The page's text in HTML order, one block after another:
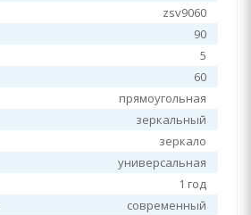
zsv9060
90
5
60
прямоугольная
зеркальный
зеркало
универсальная
1 год
современный